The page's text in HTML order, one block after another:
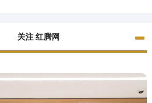
关注 红腾网